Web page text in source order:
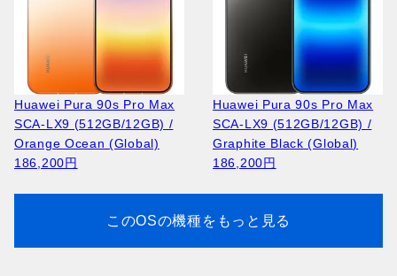
Apple iPhone 17 Pro A3523
(512GB/12GB) / Silver
264,100円
Apple iPhone 17 Pro A3256
(256GB/12GB) / Deep Blue
208,900円
Huawei Pura 90s Pro Max
SCA-LX9 (512GB/12GB) /
Orange Ocean (Global)
186,200円
Huawei Pura 90s Pro Max
SCA-LX9 (512GB/12GB) /
Graphite Black (Global)
186,200円
このOSの機種をもっと見る